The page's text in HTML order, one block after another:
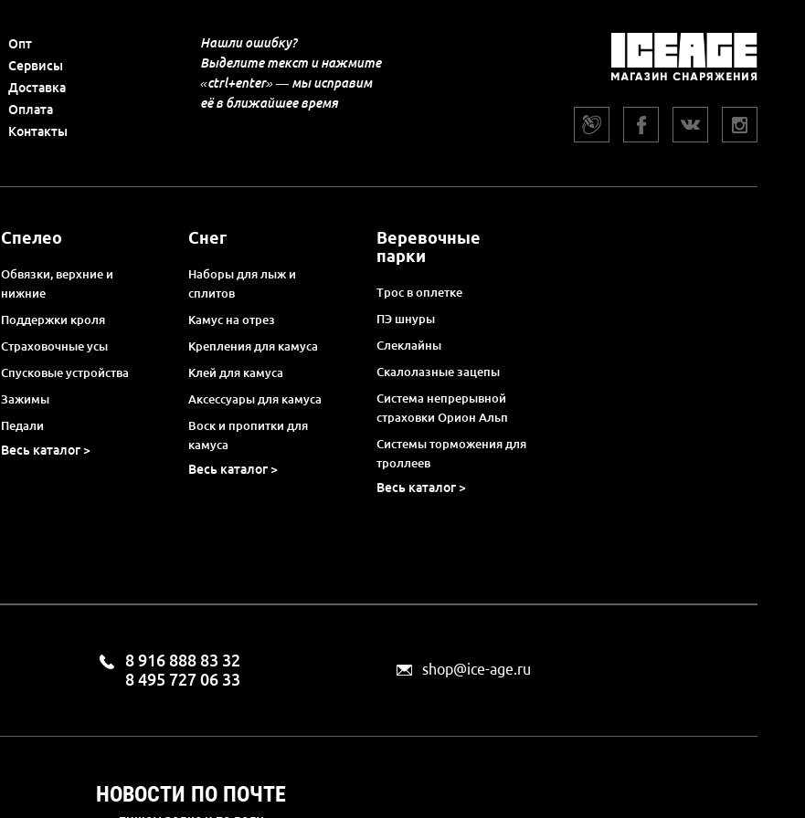
Опт
Сервисы
Доставка
Оплата
Контакты
Нашли ошибку?
Выделите текст и нажмите
«ctrl+enter» — мы исправим
её в ближайшее время
Спелео
Обвязки, верхние и
нижние
Поддержки кроля
Страховочные усы
Спусковые устройства
Зажимы
Педали
Весь каталог >
Снег
Наборы для лыж и
сплитов
Камус на отрез
Крепления для камуса
Клей для камуса
Аксессуары для камуса
Воск и пропитки для
камуса
Весь каталог >
Веревочные
парки
Трос в оплетке
ПЭ шнуры
Слеклайны
Скалолазные зацепы
Система непрерывной
страховки Орион Альп
Системы торможения для
троллеев
Весь каталог >
8 916 888 83 32
8 495 727 06 33
shop@ice-age.ru
НОВОСТИ ПО ПОЧТЕ